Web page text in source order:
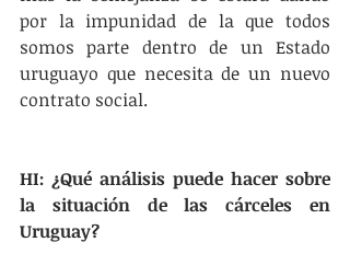
por la impunidad de la que todos
somos parte dentro de un Estado
uruguayo que necesita de un nuevo
contrato social.
HI: ¿Qué análisis puede hacer sobre
la situación de las cárceles en
Uruguay?